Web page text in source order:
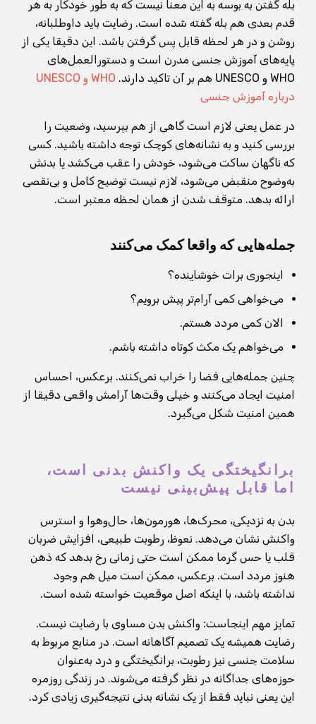
بله گفتن به بوسه به این معنا نیست که به طور خودکار به هر
قدم بعدی هم بله گفته شده است. رضایت باید داوطلبانه،
روشن و در هر لحظه قابل پس گرفتن باشد. این دقیقا یکی از
پایه‌های آموزش جنسی مدرن است و دستورالعمل‌های
WHO و UNESCO هم بر آن تاکید دارند.
WHO و UNESCO
درباره آموزش جنسی
در عمل یعنی لازم است گاهی از هم بپرسید، وضعیت را
بررسی کنید و به نشانه‌های کوچک توجه داشته باشید. کسی
که ناگهان ساکت می‌شود، خودش را عقب می‌کشد یا بدنش
به‌وضوح منقبض می‌شود، لازم نیست توضیح کامل و بی‌نقصی
ارائه بدهد. متوقف شدن از همان لحظه معتبر است.
جمله‌هایی که واقعا کمک می‌کنند
اینجوری برات خوشاینده؟
می‌خواهی کمی آرام‌تر پیش برویم؟
الان کمی مردد هستم.
می‌خواهم یک مکث کوتاه داشته باشم.
چنین جمله‌هایی فضا را خراب نمی‌کنند. برعکس، احساس
امنیت ایجاد می‌کنند و خیلی وقت‌ها آرامش واقعی دقیقا از
همین امنیت شکل می‌گیرد.
برانگیختگی یک واکنش بدنی است،
اما قابل پیش‌بینی نیست
بدن به نزدیکی، محرک‌ها، هورمون‌ها، حال‌وهوا و استرس
واکنش نشان می‌دهد. نعوظ، رطوبت طبیعی، افزایش ضربان
قلب یا حس گرما ممکن است حتی زمانی رخ بدهد که ذهن
هنوز مردد است. برعکس، ممکن است میل هم وجود
نداشته باشد، با اینکه اصل موقعیت خواسته شده است.
تمایز مهم اینجاست: واکنش بدن مساوی با رضایت نیست.
رضایت همیشه یک تصمیم آگاهانه است. در منابع مربوط به
سلامت جنسی نیز رطوبت، برانگیختگی و درد به‌عنوان
حوزه‌های جداگانه در نظر گرفته می‌شوند. در زندگی روزمره
این یعنی نباید فقط از یک نشانه بدنی نتیجه‌گیری زیادی کرد.